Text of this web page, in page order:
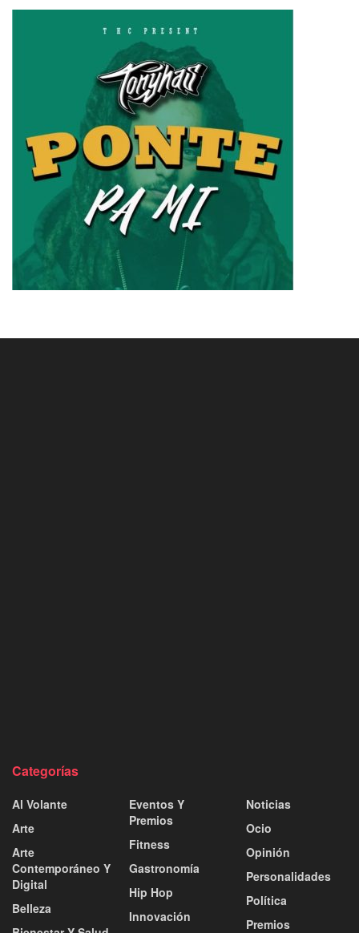
Categorías
Al Volante
Arte
Arte
Contemporáneo Y
Digital
Belleza
Eventos Y
Premios
Fitness
Gastronomía
Hip Hop
Innovación
Noticias
Ocio
Opinión
Personalidades
Política
Premios